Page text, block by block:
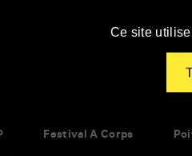
Festival À Corps
Ce site